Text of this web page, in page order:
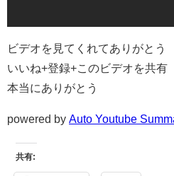
ビデオを見てくれてありがとう
いいね+登録+このビデオを共有
本当にありがとう
powered by Auto Youtube
共有: